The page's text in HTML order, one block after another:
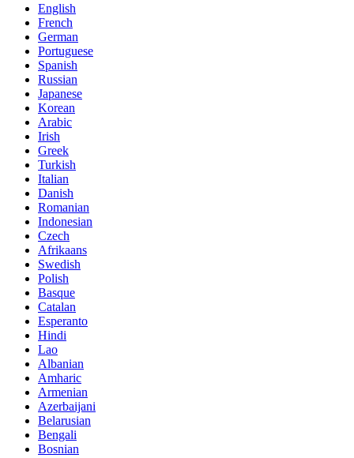
English
French
German
Portuguese
Spanish
Russian
Japanese
Korean
Arabic
Irish
Greek
Turkish
Italian
Danish
Romanian
Indonesian
Czech
Afrikaans
Swedish
Polish
Basque
Catalan
Esperanto
Hindi
Lao
Albanian
Amharic
Armenian
Azerbaijani
Belarusian
Bengali
Bosnian